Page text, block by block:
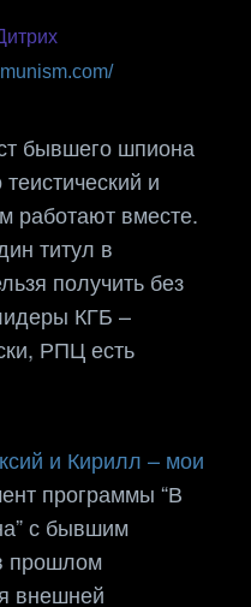
бывшего шпиона
и
работают вместе.
титул в
получить без
КГБ –
РПЦ есть
и Кирилл – мои
программы “В
с бывшим
прошлом
внешней